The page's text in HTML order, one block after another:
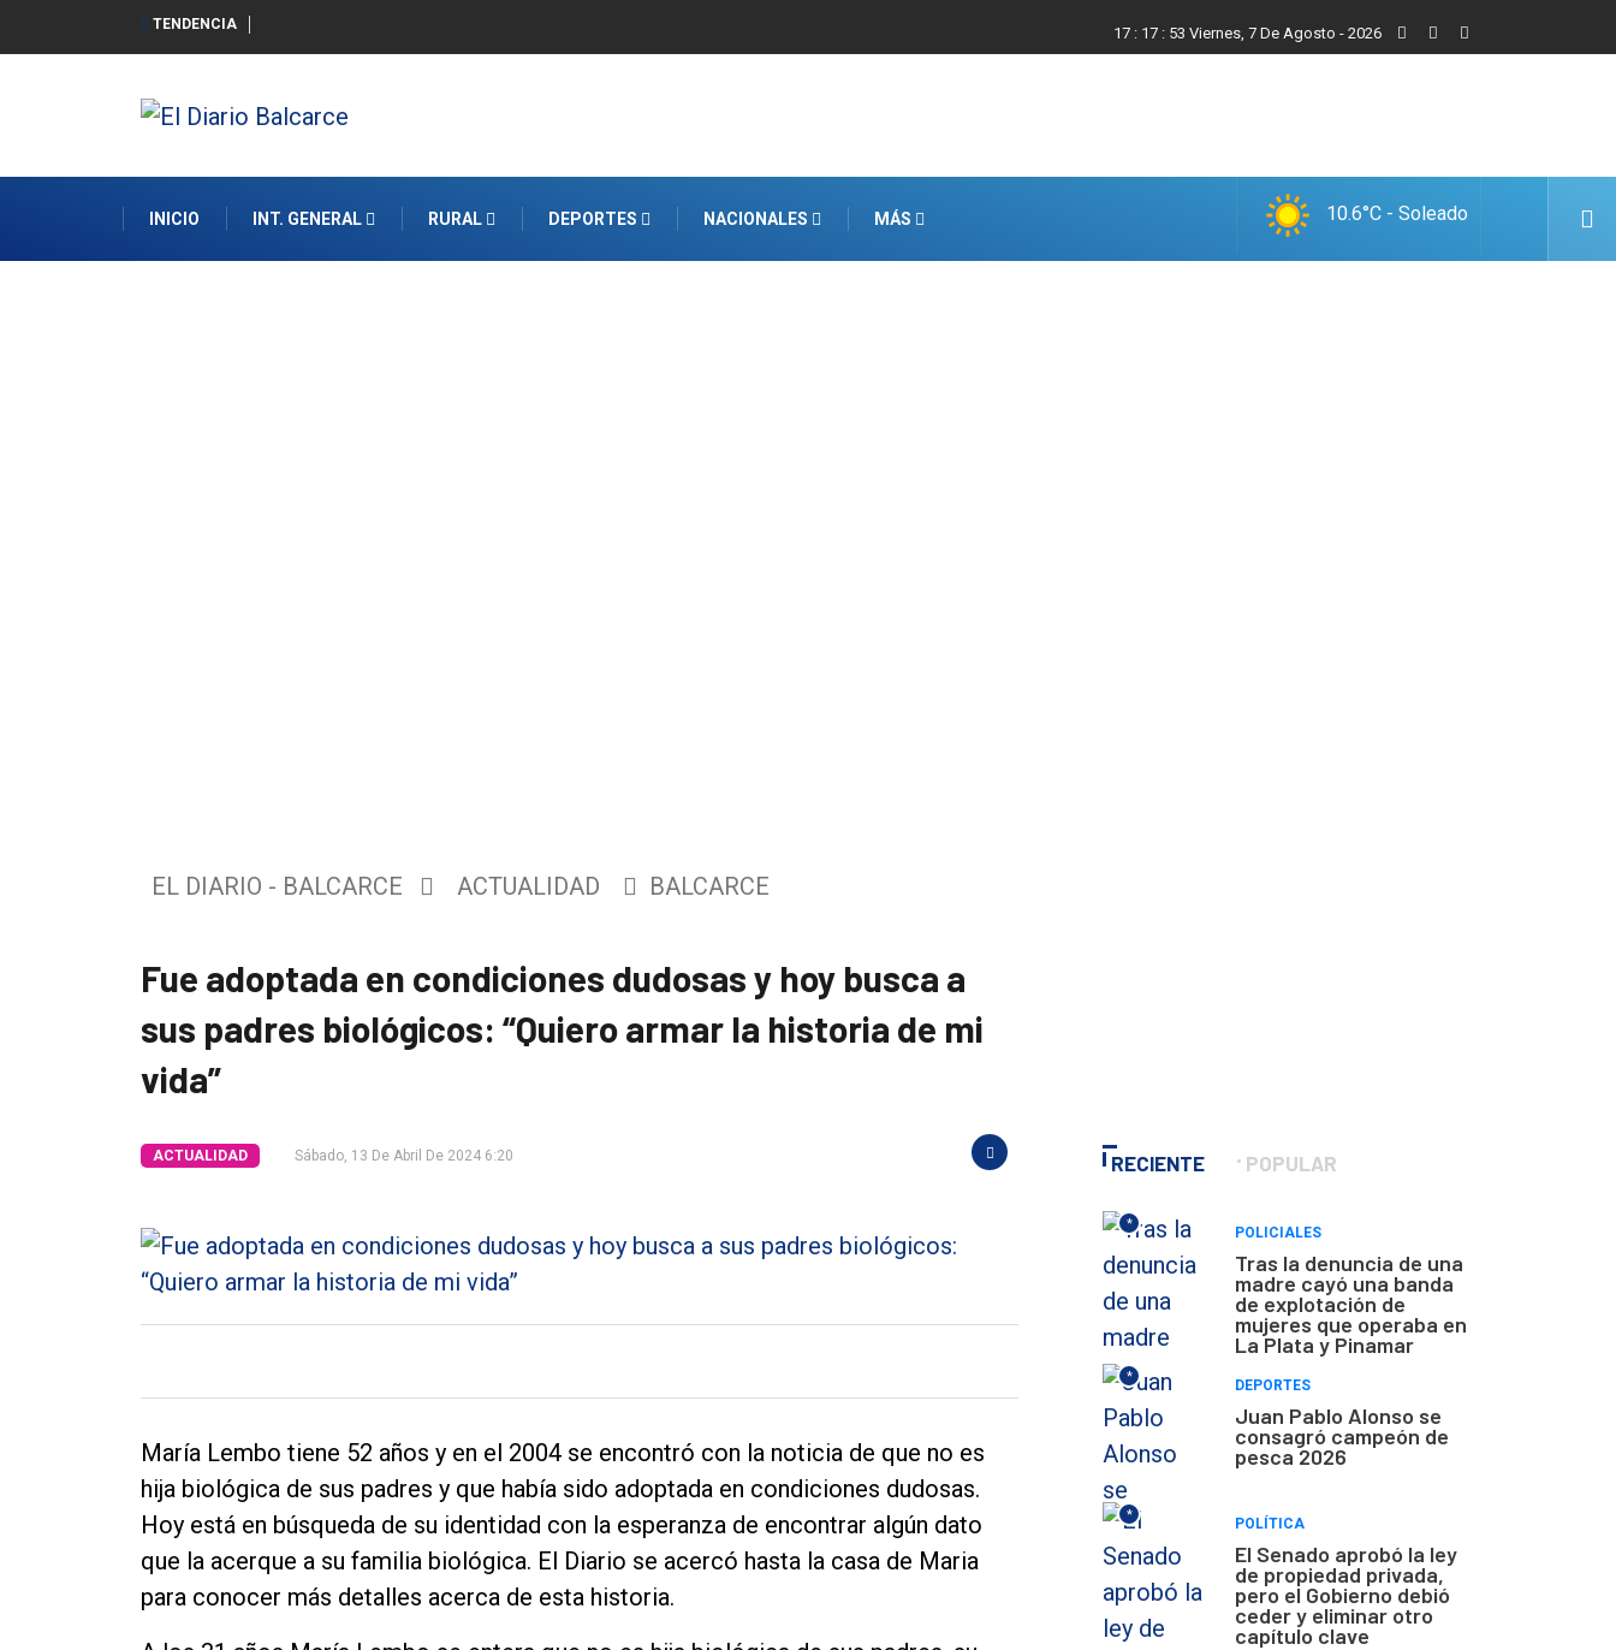
TENDENCIA 17 : 17 : 54 Viernes, 7 De Agosto - 2026
INICIO INT. GENERAL RURAL DEPORTES NACIONALES MÁS 10.6°C - Soleado
Fúnebres
Nosotros
EL DIARIO - BALCARCE ACTUALIDAD BALCARCE
Fue adoptada en condiciones dudosas y hoy busca a
sus padres biológicos: “Quiero armar la historia de mi
vida”
ACTUALIDAD Sábado, 13 De Abril De 2024 6:20
María Lembo tiene 52 años y en el 2004 se encontró con la noticia de que no es
hija biológica de sus padres y que había sido adoptada en condiciones dudosas.
Hoy está en búsqueda de su identidad con la esperanza de encontrar algún dato
que la acerque a su familia biológica. El Diario se acercó hasta la casa de Maria
para conocer más detalles acerca de esta historia.
RECIENTE POPULAR
*
POLICIALES
Tras la denuncia de una
madre cayó una banda
de explotación de
mujeres que operaba en
La Plata y Pinamar
*
DEPORTES
Juan Pablo Alonso se
consagró campeón de
pesca 2026
*
POLÍTICA
El Senado aprobó la ley
de propiedad privada,
pero el Gobierno debió
ceder y eliminar otro
capítulo clave